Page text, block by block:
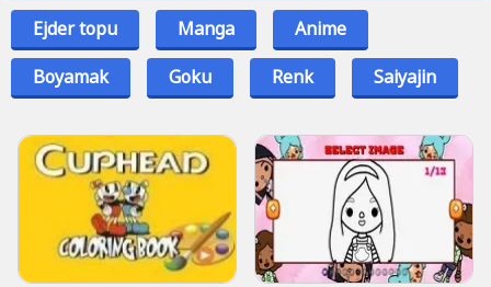
Ejder topu Manga
Anime
Boyamak
Goku Renk Saiyajin